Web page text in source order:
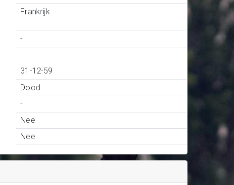
Frankrijk
-
31-12-59
Dood
-
Nee
Nee